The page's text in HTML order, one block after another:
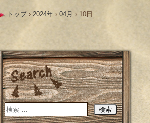
トップ › 2024年 › 04月 › 10日